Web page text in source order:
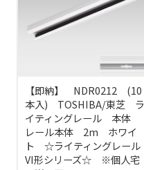
【即納】 NDR0212 (10
本入) TOSHIBA/東芝 ラ
イティングレール 本体
レール本体 2m ホワイ
ト ☆ライティングレール
VI形シリーズ☆ ※個人宅